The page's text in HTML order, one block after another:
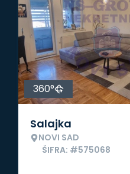
360°
Salajka
NOVI SAD
ŠIFRA: #575068